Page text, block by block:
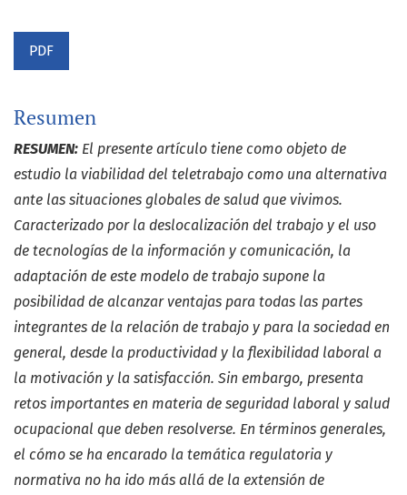
PDF
Resumen
RESUMEN: El presente artículo tiene como objeto de
estudio la viabilidad del teletrabajo como una alternativa
ante las situaciones globales de salud que vivimos.
Caracterizado por la deslocalización del trabajo y el uso
de tecnologías de la información y comunicación, la
adaptación de este modelo de trabajo supone la
posibilidad de alcanzar ventajas para todas las partes
integrantes de la relación de trabajo y para la sociedad en
general, desde la productividad y la flexibilidad laboral a
la motivación y la satisfacción. Sin embargo, presenta
retos importantes en materia de seguridad laboral y salud
ocupacional que deben resolverse. En términos generales,
el cómo se ha encarado la temática regulatoria y
normativa no ha ido más allá de la extensión de